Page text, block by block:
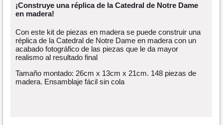
¡Construye una réplica de la Catedral de Notre Dame
en madera!
Con este kit de piezas en madera se puede construir una
réplica de la Catedral de Notre Dame en madera con un
acabado fotográfico de las piezas que le da mayor
realismo al resultado final
Tamaño montado: 26cm x 13cm x 21cm. 148 piezas de
madera. Ensamblaje fácil sin cola